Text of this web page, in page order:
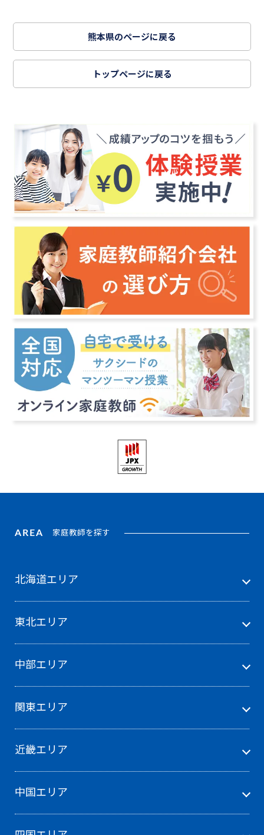
熊本県のページに戻る
トップページに戻る
AREA 家庭教師を探す
北海道エリア
東北エリア
中部エリア
関東エリア
近畿エリア
中国エリア